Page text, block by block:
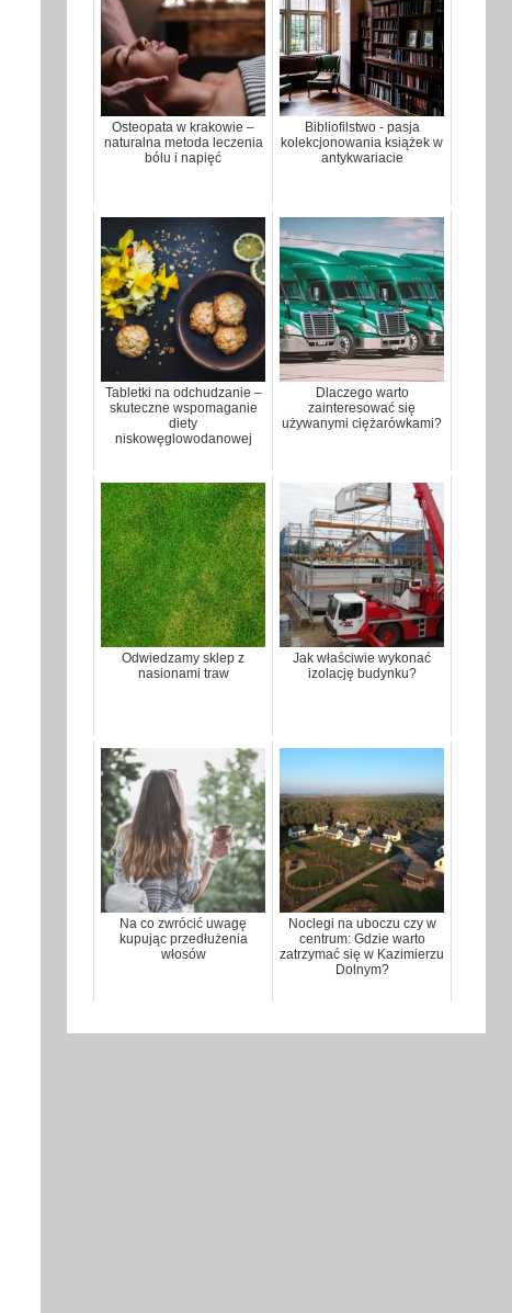
Osteopata w krakowie –
naturalna metoda leczenia
bólu i napięć
Bibliofilstwo - pasja
kolekcjonowania książek w
antykwariacie
Tabletki na odchudzanie –
skuteczne wspomaganie
diety
niskowęglowodanowej
Dlaczego warto
zainteresować się
używanymi ciężarówkami?
Odwiedzamy sklep z
nasionami traw
Jak właściwie wykonać
izolację budynku?
Na co zwrócić uwagę
kupując przedłużenia
włosów
Noclegi na uboczu czy w
centrum: Gdzie warto
zatrzymać się w Kazimierzu
Dolnym?